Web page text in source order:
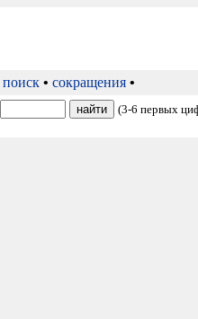
поиск • сокращения •
(3-6 первых